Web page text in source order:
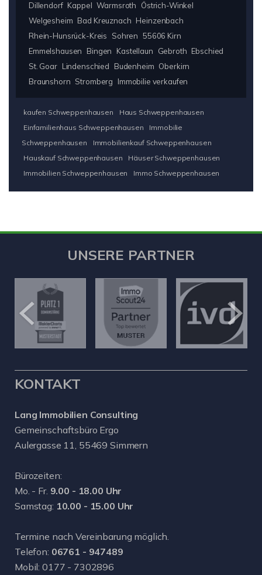
Dillendorf Kappel Warmsroth
Östrich-Winkel
Welgesheim Bad Kreuznach Heinzenbach
Rhein-Hunsrück-Kreis
Sohren 55606 Kirn
Emmelshausen
Bingen Kastellaun Gebroth Ebschied
St. Goar Lindenschied Budenheim Oberkirn
Braunshorn Stromberg Immobilie verkaufen
kaufen Schweppenhausen
Haus Schweppenhausen
Einfamilienhaus Schweppenhausen
Immobilie
Schweppenhausen
Immobilienkauf Schweppenhausen
Hauskauf Schweppenhausen
Häuser Schweppenhausen
Immobilien Schweppenhausen
Immo Schweppenhausen
UNSERE PARTNER
KONTAKT
Lang Immobilien Consulting
Gemeinschaftsbüro Ergo
Aulergasse 11, 55469 Simmern
Bürozeiten:
Mo. - Fr. 9.00 - 18.00 Uhr
Samstag: 10.00 - 15.00 Uhr
Termine nach Vereinbarung möglich.
Telefon: 06761 - 947489
Mobil: 0177 - 7302896